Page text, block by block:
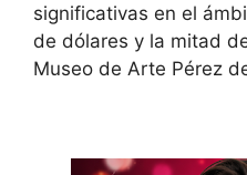
significativas en el
de dólares y la mitad
Museo de Arte Pérez